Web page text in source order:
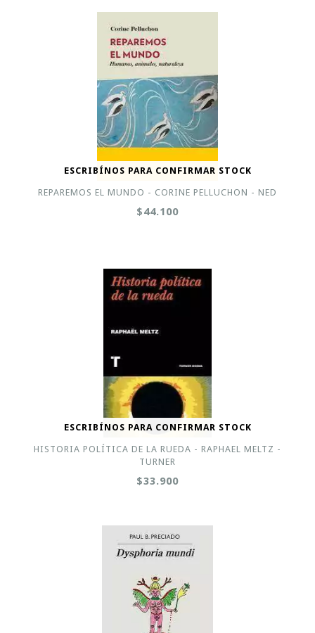
ESCRIBÍNOS PARA CONFIRMAR STOCK
REPAREMOS EL MUNDO - CORINE PELLUCHON - NED
$44.100
ESCRIBÍNOS PARA CONFIRMAR STOCK
HISTORIA POLÍTICA DE LA RUEDA - RAPHAEL MELTZ -
TURNER
$33.900